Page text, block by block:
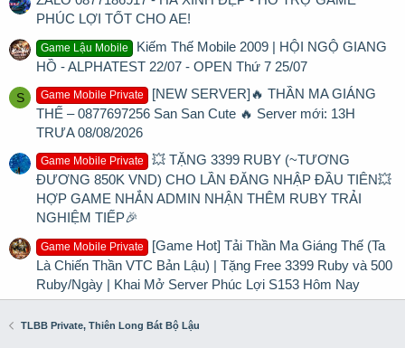
PHÚC LỢI TỐT CHO AE!
Game Lậu Mobile
Kiếm Thế Mobile 2009 | HỘI NGỘ GIANG
HỒ - ALPHATEST 22/07 - OPEN Thứ 7 25/07
S Game Mobile Private
[NEW SERVER]🔥 THẦN MA GIÁNG
THẾ – 0877697256 San San Cute 🔥 Server mới: 13H
TRƯA 08/08/2026
Game Mobile Private
💥 TẶNG 3399 RUBY (~TƯƠNG
ĐƯƠNG 850K VND) CHO LẦN ĐĂNG NHẬP ĐẦU TIÊN💥
HỢP GAME NHẮN ADMIN NHẬN THÊM RUBY TRẢI
NGHIỆM TIẾP🎉
Game Mobile Private
[Game Hot] Tải Thần Ma Giáng Thế (Ta
Là Chiến Thần VTC Bản Lậu) | Tặng Free 3399 Ruby và 500
Ruby/Ngày | Khai Mở Server Phúc Lợi S153 Hôm Nay
TLBB Private, Thiên Long Bát Bộ Lậu